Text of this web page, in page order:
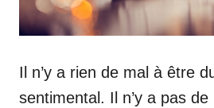
Il n’y a rien de mal à être
sentimental. Il n’y a pas